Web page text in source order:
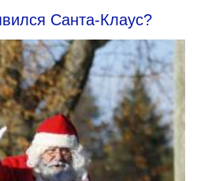
Санта-Клаус?